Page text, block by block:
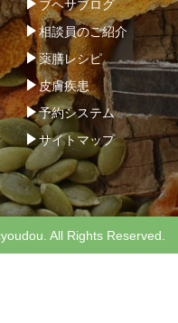
ブヘサブログ
相談員のご紹介
薬膳レシピ
皮膚疾患
予約システム
サイトマップ
All Rights Reserved.